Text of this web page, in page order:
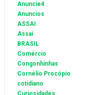
Anuncie4
Anuncios
ASSAI
Assaí
BRASIL
Comércio
Congonhinhas
Cornélio Procópio
cotidiano